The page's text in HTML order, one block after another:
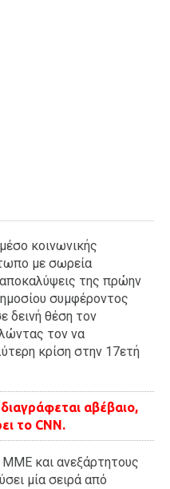
κοινωνικής
με σωρεία
της πρώην
συμφέροντος
δεινή θέση τον
τον να
κρίση στην 17ετή
αβέβαιο,
το CNN.
και ανεξάρτητους
μία σειρά από